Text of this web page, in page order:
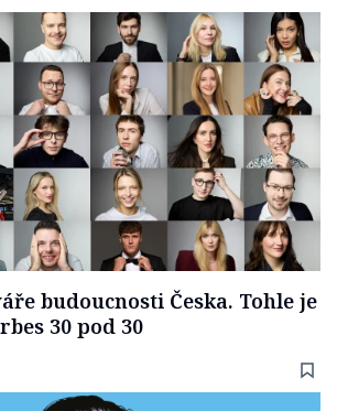
budoucnosti Česka. Tohle je
30 pod 30